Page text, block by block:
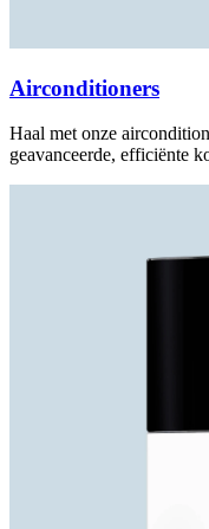
Airconditioners
Haal met onze
geavanceerde, efficiënte